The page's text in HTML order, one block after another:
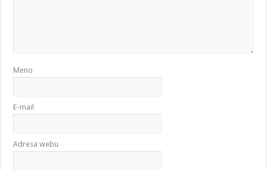
Meno
E-mail
Adresa webu